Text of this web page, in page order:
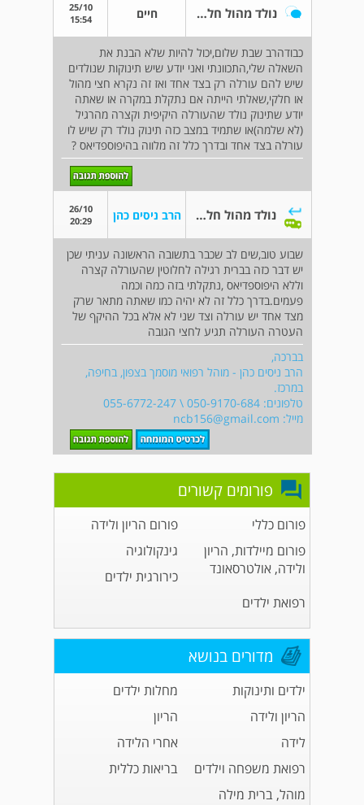
נולד מהול חלקי או חצי מהול חיים
25/10
15:54
כבודהרב שבת שלום,יכול להיות שלא הבנת את
השאלה שלי,התכוונתי ואני יודע שיש תינוקות שנולדים
שיש להם עורלה רק בצד אחד ואז זה נקרא חצי מהול
או חלקי,שאלתי הייתה אם נתקלת במקרה או שאתה
יודע שתינוק נולד שהעורלה היקיפית וקצרה מהרגיל
(לא שלמה)או שתמיד במצב כזה תינוק נולד רק שיש לו
עורלה בצד אחד ובדרך כלל זה מלווה בהיפוספדיאס ?
נולד מהול חלקי או חצי מהול הרב ניסים כהן
26/10
20:29
שבוע טוב,שים לב שכבר בתשובה הראשונה עניתי שכן
יש דבר כזה בברית רגילה לחלוטין שהעורלה קצרה
וללא היפוספדיאס ,נתקלתי בזה כמה וכמה
פעמים.בדרך כלל זה לא יהיה כמו שאתה מתאר שרק
מצד אחד יש עורלה וצד שני לא אלא בכל ההיקף של
העטרה העורלה תגיע לחצי הגובה
בברכה,
הרב ניסים כהן - מוהל רפואי מוסמך בצפון, בחיפה,
במרכז.
טלפונים: 050-9170-684 \ 055-6772-247
מייל: ncb156@gmail.com
פורומים קשורים
פורום כללי
פורום הריון ולידה
פורום מיילדות, הריון
ולידה, אולטרסאונד
גינקולוגיה
כירורגית ילדים
רפואת ילדים
מדורים בנושא
ילדים ותינוקות
מחלות ילדים
הריון ולידה
הריון
לידה
אחרי הלידה
רפואת משפחה וילדים
בריאות כללית
מוהל, ברית מילה